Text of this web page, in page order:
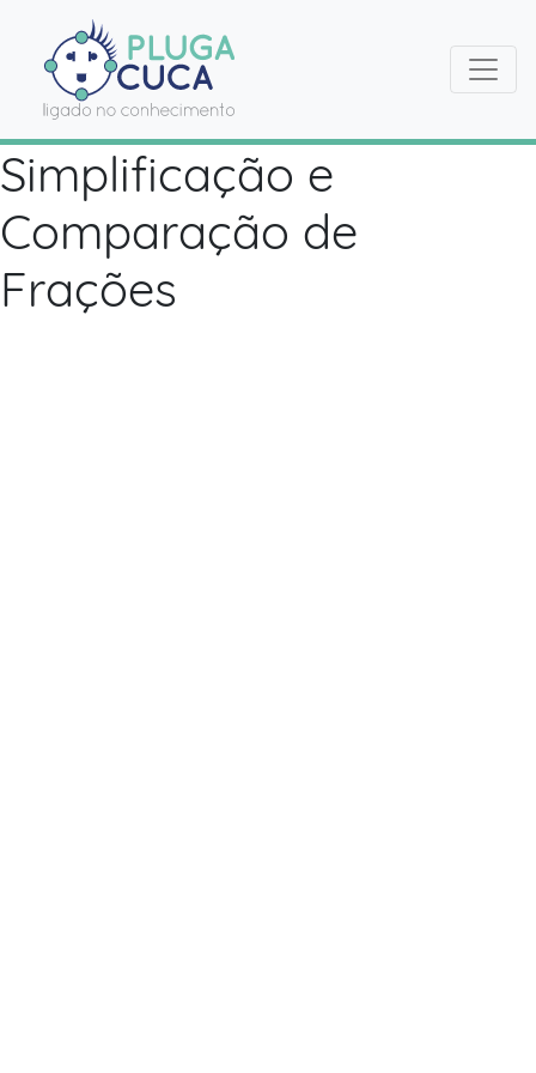
Simplificação e
Comparação de
Frações